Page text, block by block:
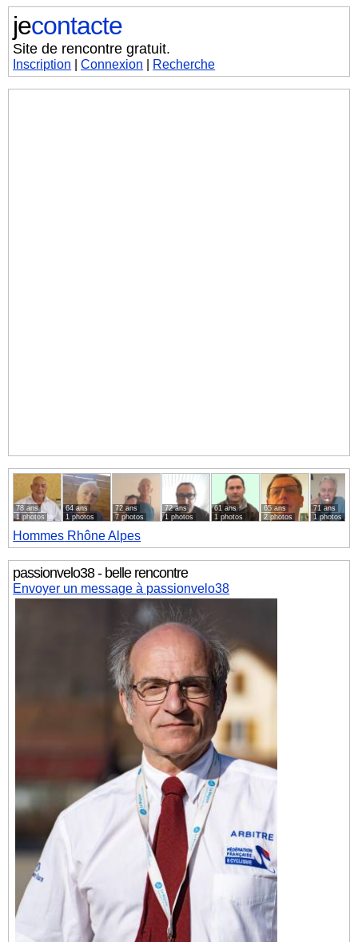
jecontacte
Site de rencontre gratuit.
Inscription |Connexion Recherche
78 ans
1 photos
64 ans
1 photos
72 ans
7 photos
72 ans
1 photos
61 ans
1 photos
65 ans
2 photos
71 ans
1 photos
Hommes Rhône Alpes
passionvelo38 - belle rencontre
Envoyer un message à passionvelo38